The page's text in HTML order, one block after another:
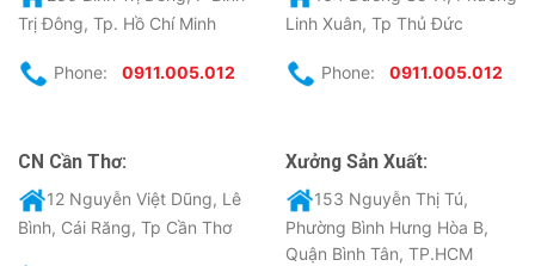
Trị Đông, Tp. Hồ Chí Minh
Phone: 0911.005.012
Linh Xuân, Tp Thủ Đức
Phone: 0911.005.012
CN Cần Thơ:
12 Nguyễn Việt Dũng, Lê
Bình, Cái Răng, Tp Cần Thơ
Xưởng Sản Xuất:
153 Nguyễn Thị Tú,
Phường Bình Hưng Hòa B,
Quận Bình Tân, TP.HCM